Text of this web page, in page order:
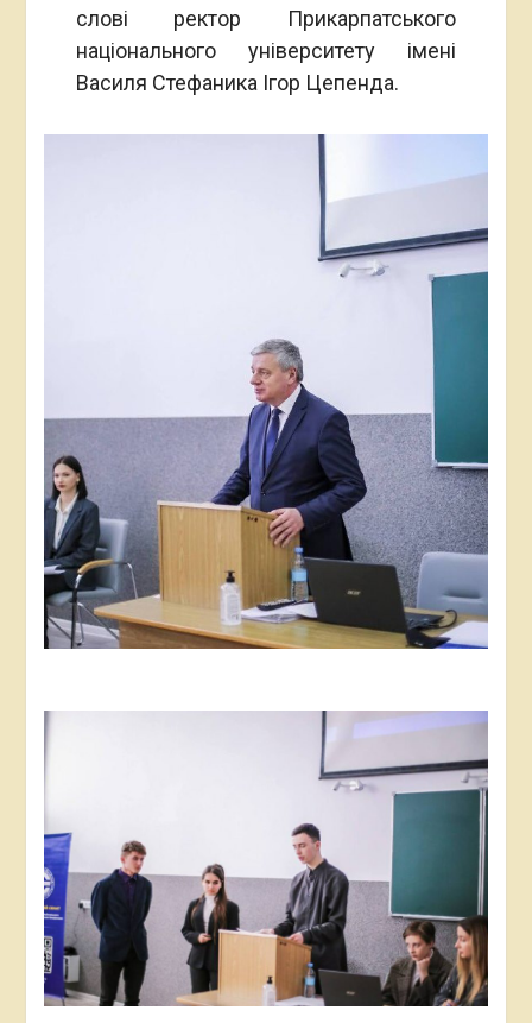
слові ректор Прикарпатського
національного університету імені
Василя Стефаника Ігор Цепенда.